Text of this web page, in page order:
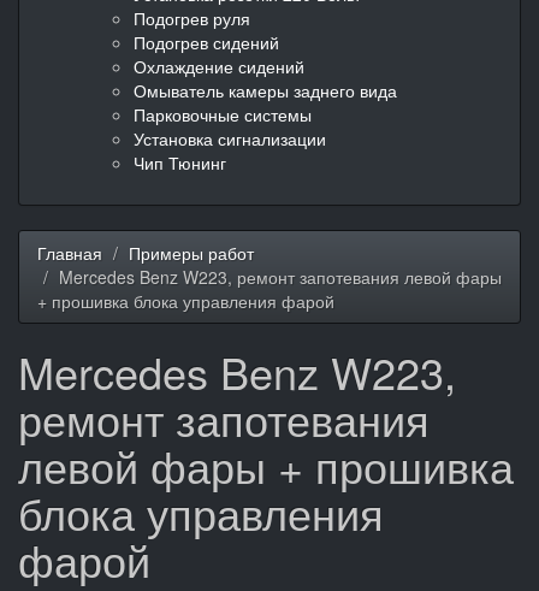
Подогрев руля
Подогрев сидений
Охлаждение сидений
Омыватель камеры заднего вида
Парковочные системы
Установка сигнализации
Чип Тюнинг
Главная
Примеры работ
Mercedes Benz W223, ремонт запотевания левой фары
+ прошивка блока управления фарой
Mercedes Benz W223,
ремонт запотевания
левой фары + прошивка
блока управления
фарой